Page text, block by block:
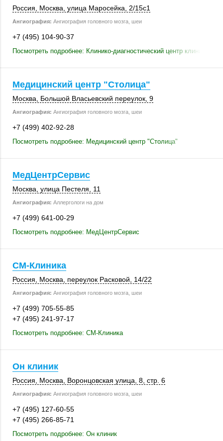
Россия Москва улица Маросейка 2/15с1
Ангиография: Ангиография головного мозга, шеи
+7 (495) 104-90-37
Посмотреть подробнее: Клинико-диагностический центр клиника
Медицинский центр "Столица"
Москва , Большой Власьевский переулок, 9
Ангиография: Ангиография головного мозга, шеи
+7 (499) 402-92-28
Посмотреть подробнее: Медицинский центр "Столица"
МедЦентрСервис
Москва улица Пестеля, 11
Ангиография: Аллергологи на дом
+7 (499) 641-00-29
Посмотреть подробнее: МедЦентрСервис
СМ-Клиника
Россия Москва переулок Расковой 14/22
Ангиография: Ангиография головного мозга, шеи
+7 (499) 705-55-85
+7 (495) 241-97-17
Посмотреть подробнее: СМ-Клиника
Он клиник
Россия Москва , Воронцовская улица, 8, стр. 6
Ангиография: Ангиография головного мозга, шеи
+7 (495) 127-60-55
+7 (495) 266-85-71
Посмотреть подробнее: Он клиник